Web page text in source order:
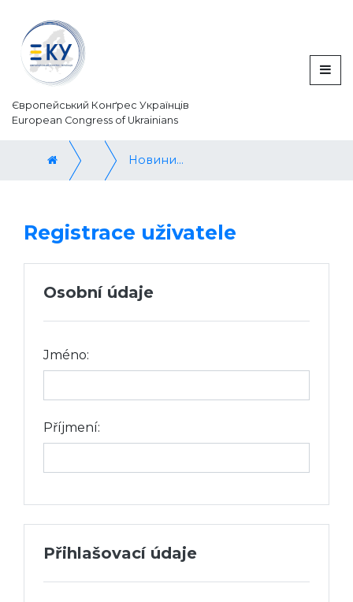
Європейський Конґрес Українців
European Congress of Ukrainians
Новини / News
Registrace uživatele
Osobní údaje
Jméno:
Příjmení:
Přihlašovací údaje